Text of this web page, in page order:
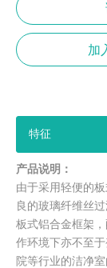
加
特征
产品说明：
由于采用轻便的
良的玻璃纤维丝
板式铝合金框架
作环境下亦不至
院等行业的洁净